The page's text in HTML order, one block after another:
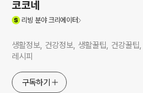
코코네
리빙 분야 크리에이터
생활정보, 건강정보, 생활꿀팁, 건강꿀팁
레시피
구독하기